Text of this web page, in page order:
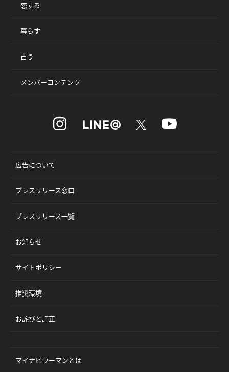
恋する
暮らす
占う
メンバーコンテンツ
広告について
プレスリリース窓口
プレスリリース一覧
お知らせ
サイトポリシー
推奨環境
お詫びと訂正
マイナビウーマンとは